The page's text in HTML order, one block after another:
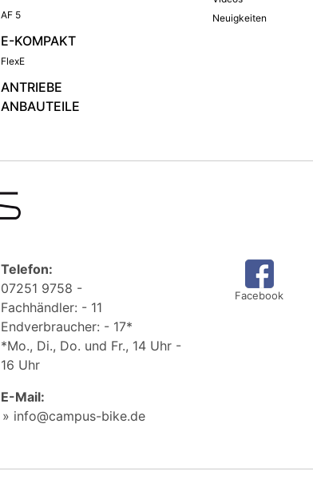
AF 5
E-KOMPAKT
FlexE
ANTRIEBE
ANBAUTEILE
Neuigkeiten
Telefon:
07251 9758 -
Fachhändler: - 11
Endverbraucher: - 17*
*Mo., Di., Do. und Fr., 14 Uhr -
16 Uhr
E-Mail:
info@campus-bike.de
Facebook